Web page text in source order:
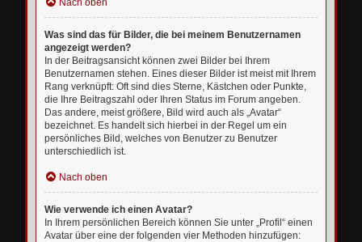
Nach oben
Was sind das für Bilder, die bei meinem Benutzernamen
angezeigt werden?
In der Beitragsansicht können zwei Bilder bei Ihrem
Benutzernamen stehen. Eines dieser Bilder ist meist mit Ihrem
Rang verknüpft: Oft sind dies Sterne, Kästchen oder Punkte,
die Ihre Beitragszahl oder Ihren Status im Forum angeben.
Das andere, meist größere, Bild wird auch als „Avatar“
bezeichnet. Es handelt sich hierbei in der Regel um ein
persönliches Bild, welches von Benutzer zu Benutzer
unterschiedlich ist.
Nach oben
Wie verwende ich einen Avatar?
In Ihrem persönlichen Bereich können Sie unter „Profil“ einen
Avatar über eine der folgenden vier Methoden hinzufügen: